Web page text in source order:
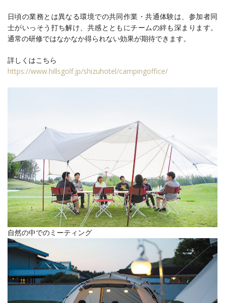
日頃の業務とは異なる環境での共同作業・共通体験は、参加者同
士がいっそう打ち解け、共感とともにチームの絆も深まります。
通常の研修ではなかなか得られない効果が期待できます。
詳しくはこちら
https://www.hillsgolf.jp/shizuhotel/campingoffice/
自然の中でのミーティング